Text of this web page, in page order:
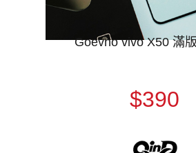
Goevno vivo X50 滿
$390